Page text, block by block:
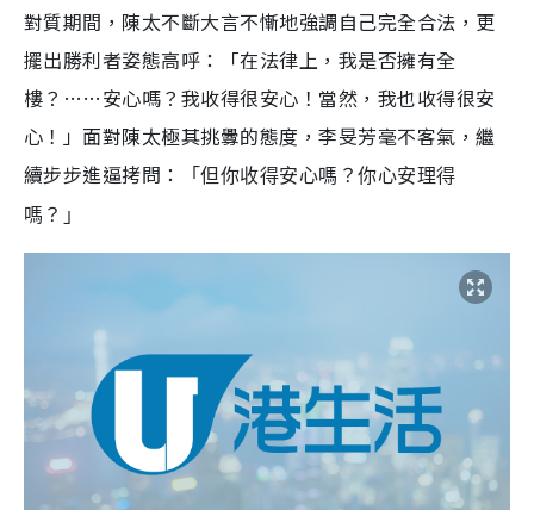
對質期間，陳太不斷大言不慚地強調自己完全合法，更
擺出勝利者姿態高呼：「在法律上，我是否擁有全
樓？……安心嗎？我收得很安心！當然，我也收得很安
心！」面對陳太極其挑釁的態度，李旻芳毫不客氣，繼
續步步進逼拷問：
「但你收得安心嗎？你心安理得
嗎？」